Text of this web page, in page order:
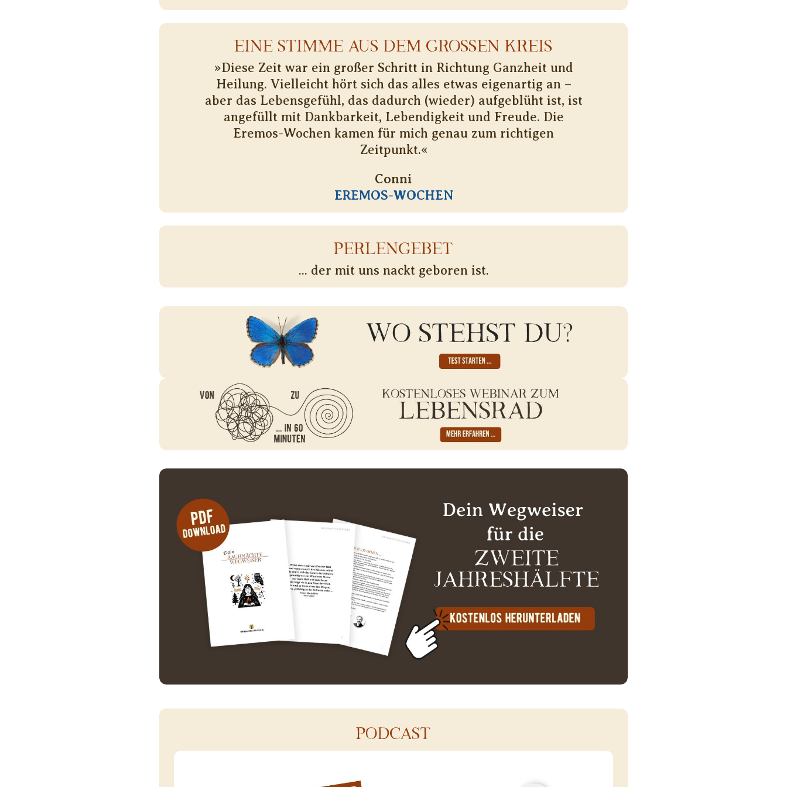
EINE STIMME AUS DEM GROSSEN KREIS
»Diese Zeit war ein großer Schritt in Richtung Ganzheit und
Heilung. Vielleicht hört sich das alles etwas eigenartig an –
aber das Lebensgefühl, das dadurch (wieder) aufgeblüht ist, ist
angefüllt mit Dankbarkeit, Lebendigkeit und Freude. Die
Eremos-Wochen kamen für mich genau zum richtigen
Zeitpunkt.«
Conni
EREMOS-WOCHEN
PERLENGEBET
... der mit uns nackt geboren ist.
PODCAST